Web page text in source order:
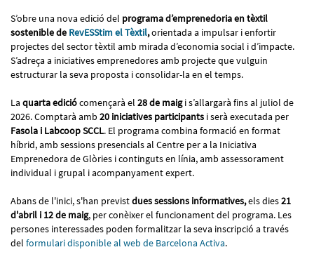
S’obre una nova edició del programa d’emprenedoria en tèxtil
sostenible de RevESStim el Tèxtil,orientada a impulsar i enfortir
projectes del sector tèxtil amb mirada d’economia social i d’impacte.
S’adreça a iniciatives emprenedores amb projecte que vulguin
estructurar la seva proposta i consolidar-la en el temps.
La quarta ediciócomençarà el 28 de maigi s’allargarà fins al juliol de
2026. Comptarà amb 20 iniciatives participants i serà executada per
Fasola i Labcoop SCCL. El programa combina formació en format
híbrid, amb sessions presencials al Centre per a la Iniciativa
Emprenedora de Glòries i continguts en línia, amb assessorament
individual i grupal i acompanyament expert.
Abans de l'inici, s'han previstdues sessions informatives,els dies21
d'abril i 12 de maig, per conèixer el funcionament del programa. Les
persones interessades poden formalitzar la seva inscripció a través
del formulari disponible al web de Barcelona Activa.